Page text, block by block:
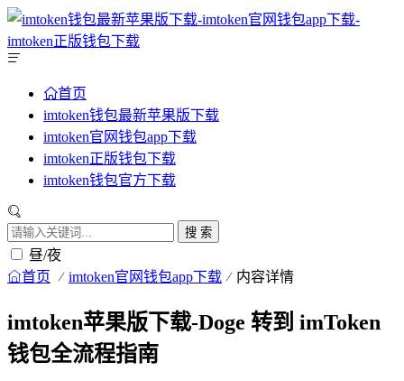
首页
imtoken钱包最新苹果版下载
imtoken官网钱包app下载
imtoken正版钱包下载
imtoken钱包官方下载
搜 索
昼/夜
首页 imtoken官网钱包app下载 内容详情
imtoken苹果版下载-Doge 转到 imToken
钱包全流程指南